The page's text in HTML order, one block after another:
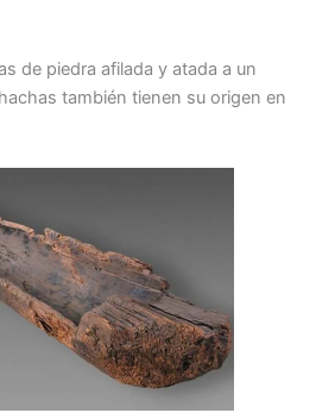
de piedra afilada y atada a un
también tienen su origen en